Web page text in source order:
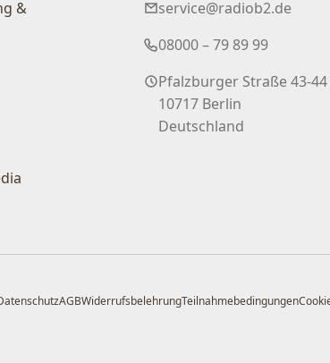
&
service@radiob2.de
08000 – 79 89 99
Pfalzburger Straße 43-44
10717 Berlin
Deutschland
AGBWiderrufsbelehrungTeilnahmebedingungen